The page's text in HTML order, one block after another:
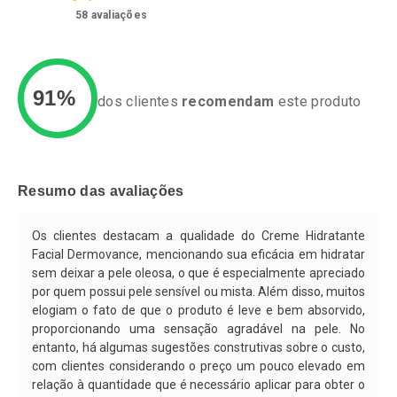
Por R$ 37,25/cada
Comprar sem Desconto
Por R$ 37,25/cada
Por R$ 34,39/cada
58 avaliações
91% dos clientes recomendam este produto
Resumo das avaliações
Os clientes destacam a qualidade do Creme Hidratante
Facial Dermovance, mencionando sua eficácia em hidratar
sem deixar a pele oleosa, o que é especialmente apreciado
por quem possui pele sensível ou mista. Além disso, muitos
elogiam o fato de que o produto é leve e bem absorvido,
proporcionando uma sensação agradável na pele. No
entanto, há algumas sugestões construtivas sobre o custo,
com clientes considerando o preço um pouco elevado em
relação à quantidade que é necessário aplicar para obter o